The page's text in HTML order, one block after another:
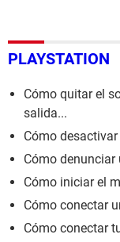
PLAYSTATION
Cómo quitar el
salida...
Cómo
Cómo
Cómo iniciar el
Cómo conectar
Cómo conectar